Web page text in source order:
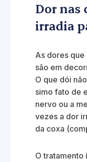
Dor nas
irradia
As dores que
são em
O que dói
simo fato de
nervo ou a
vezes a dor
da coxa
O tratamento